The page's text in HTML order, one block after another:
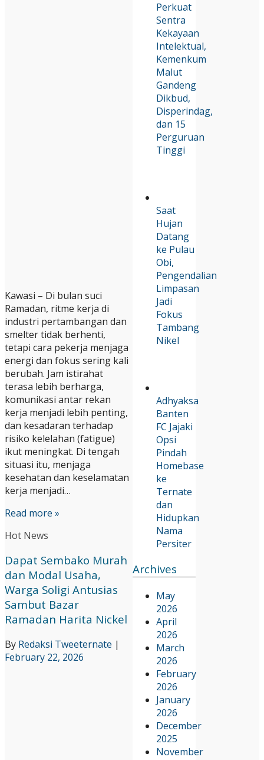
Perkuat
Sentra
Kekayaan
Intelektual,
Kemenkum
Malut
Gandeng
Dikbud,
Disperindag,
dan 15
Perguruan
Tinggi
Saat
Hujan
Datang
ke Pulau
Obi,
Pengendalian
Limpasan
Jadi
Fokus
Tambang
Nikel
Adhyaksa
Banten
FC Jajaki
Opsi
Pindah
Homebase
ke
Ternate
dan
Hidupkan
Nama
Persiter
Archives
May
2026
April
2026
March
2026
February
2026
January
2026
December
2025
November
Kawasi – Di bulan suci
Ramadan, ritme kerja di
industri pertambangan dan
smelter tidak berhenti,
tetapi cara pekerja menjaga
energi dan fokus sering kali
berubah. Jam istirahat
terasa lebih berharga,
komunikasi antar rekan
kerja menjadi lebih penting,
dan kesadaran terhadap
risiko kelelahan (fatigue)
ikut meningkat. Di tengah
situasi itu, menjaga
kesehatan dan keselamatan
kerja menjadi…
Read more »
Hot News
Dapat Sembako Murah
dan Modal Usaha,
Warga Soligi Antusias
Sambut Bazar
Ramadan Harita Nickel
By Redaksi Tweeternate |
February 22, 2026